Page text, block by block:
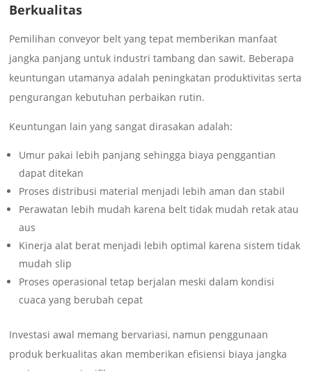
Berkualitas
Pemilihan conveyor belt yang tepat memberikan manfaat
jangka panjang untuk industri tambang dan sawit. Beberapa
keuntungan utamanya adalah peningkatan produktivitas serta
pengurangan kebutuhan perbaikan rutin.
Keuntungan lain yang sangat dirasakan adalah:
Umur pakai lebih panjang sehingga biaya penggantian
dapat ditekan
Proses distribusi material menjadi lebih aman dan stabil
Perawatan lebih mudah karena belt tidak mudah retak atau
aus
Kinerja alat berat menjadi lebih optimal karena sistem tidak
mudah slip
Proses operasional tetap berjalan meski dalam kondisi
cuaca yang berubah cepat
Investasi awal memang bervariasi, namun penggunaan
produk berkualitas akan memberikan efisiensi biaya jangka